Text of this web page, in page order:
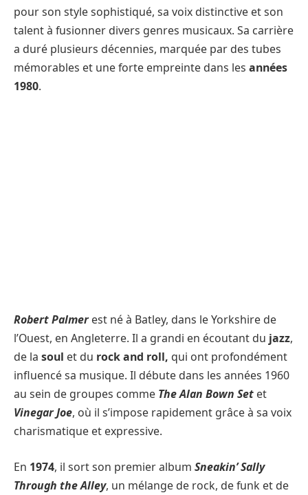
pour son style sophistiqué, sa voix distinctive et son
talent à fusionner divers genres musicaux. Sa carrière
a duré plusieurs décennies, marquée par des tubes
mémorables et une forte empreinte dans les années
1980.
Robert Palmerest né à Batley, dans le Yorkshire de
l’Ouest, en Angleterre. Il a grandi en écoutant du jazz,
de la soul et du rock and roll, qui ont profondément
influencé sa musique. Il débute dans les années 1960
au sein de groupes comme The Alan Bown Set et
Vinegar Joe, où il s’impose rapidement grâce à sa voix
charismatique et expressive.
En 1974, il sort son premier album Sneakin’ Sally
Through the Alley, un mélange de rock, de funk et de